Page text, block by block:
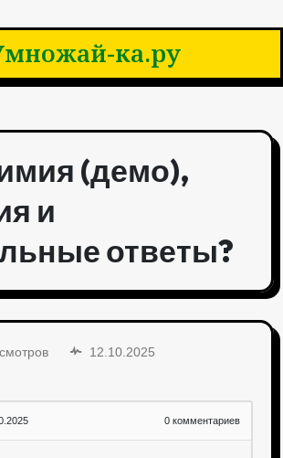
ка.ру
(демо),
и
ответы?
12.10.2025
0 комментариев